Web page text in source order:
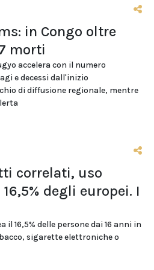
in Congo oltre
morti
accelera con il numero
e decessi dall'inizio
di diffusione regionale, mentre
correlati, uso
degli europei. I
il 16,5% delle persone dai 16 anni in
sigarette elettroniche o